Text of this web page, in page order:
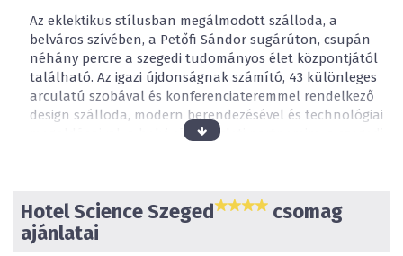
Az eklektikus stílusban megálmodott szálloda, a
belváros szívében, a Petőfi Sándor sugárúton, csupán
néhány percre a szegedi tudományos élet központjától
található. Az igazi újdonságnak számító, 43 különleges
arculatú szobával és konferenciateremmel rendelkező
design szálloda, modern berendezésével és technológiai
megoldásaival, a helyi cégek üzleti partnereire, a szegedi
konferenciák, üzleti megbeszélések, szemináriumok
lebonyolításához. A bőséges, svédasztalos reggelit
különleges, a tudományt merész és stílusos dekorációs
Hotel Science Szeged
csomag
ajánlatai